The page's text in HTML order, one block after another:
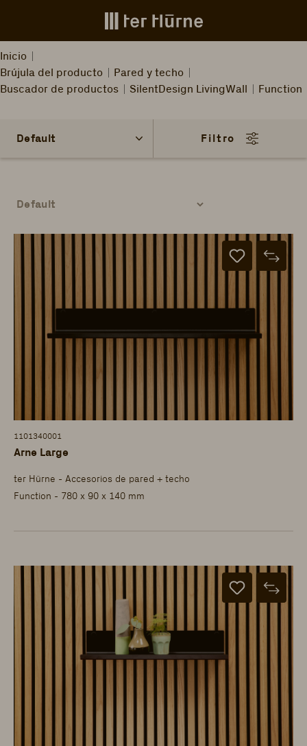
Skip to main content
Inicio
Brújula del producto
Pared y techo
Buscador de productos
SilentDesign LivingWall Function
Filtro
1101340001
Arne Large
ter Hürne - Accesorios de pared + techo
Function - 780 x 90 x 140 mm